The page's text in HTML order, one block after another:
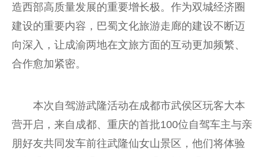
造西部高质量发展的重要增长极。作为双城经济圈
建设的重要内容，巴蜀文化旅游走廊的建设不断迈
向深入，让成渝两地在文旅方面的互动更加频繁、
合作愈加紧密。
本次自驾游武隆活动在成都市武侯区玩客大本
营开启，来自成都、重庆的首批100位自驾车主与亲
朋好友共同发车前往武隆仙女山景区，他们将体验